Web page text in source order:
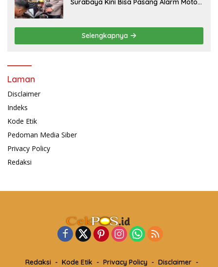
Surabaya Kini Bisa Pasang Alarm Motor
Selengkapnya
Laman
Disclaimer
Indeks
Kode Etik
Pedoman Media Siber
Privacy Policy
Redaksi
Redaksi Kode Etik Privacy Policy Disclaimer